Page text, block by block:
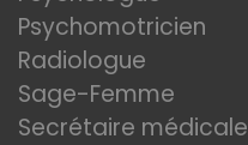
Psychomotricien
Radiologue
Sage-Femme
Secrétaire médicale